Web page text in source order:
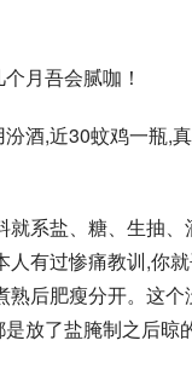
月吾会腻咖！
酒,近30蚊鸡一瓶,
就系盐、糖、生抽
人有过惨痛教训,你
熟后肥瘦分开。这
放了盐腌制之后